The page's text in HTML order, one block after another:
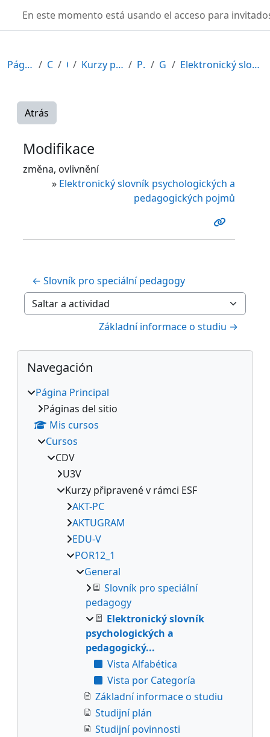
TURBO
En este momento está usando el acceso para
Página Principal Cursos CDV Kurzy připravené v rámci ESF POR12_1 General Elektronický slovník psychologických a pedagogický...
Atrás
Modifikace
změna, ovlivnění
» Elektronický slovník psychologických a
pedagogických pojmů
← Slovník pro speciální pedagogy
Saltar a actividad
Základní informace o studiu →
Bloques
Salta Navegación
Navegación
Página Principal
Páginas del sitio
Mis cursos
Cursos
CDV
U3V
Kurzy připravené v rámci ESF
AKT-PC
AKTUGRAM
EDU-V
POR12_1
General
Slovník pro speciální
pedagogy
Elektronický slovník
psychologických a
pedagogický...
Vista Alfabética
Vista por Categoría
Základní informace o studiu
Studijní plán
Studijní povinnosti